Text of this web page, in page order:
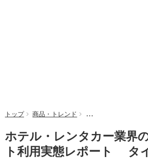
トップ 商品・トレンド ホテル・レンタカ
ホテル・レンタカー業界
ト利用実態レポート タ